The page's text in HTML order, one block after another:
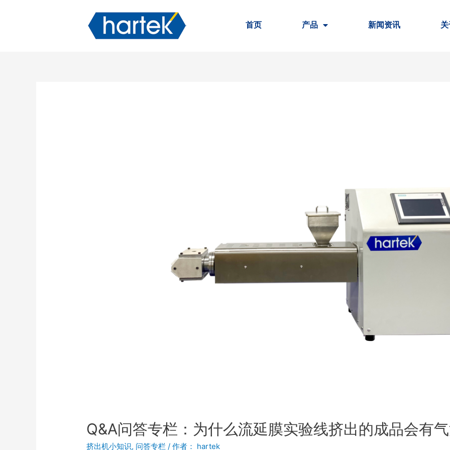
首页 产品 新闻资讯
Q&A问答专栏：为什么流延膜实验线挤出的成品会有
挤出机小知识, 问答专栏 / 作者： hartek